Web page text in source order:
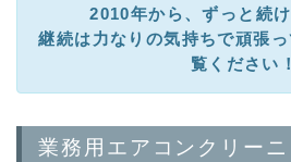
2010年から、ずっと続け
継続は力なりの気持ちで頑張
覧ください！
業務用エアコンクリー